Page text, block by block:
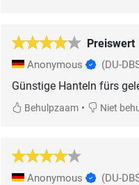
Preiswert
Anonymous (DU-
Günstige Hanteln fürs
Behulpzaam• Niet
Anonymous (DU-